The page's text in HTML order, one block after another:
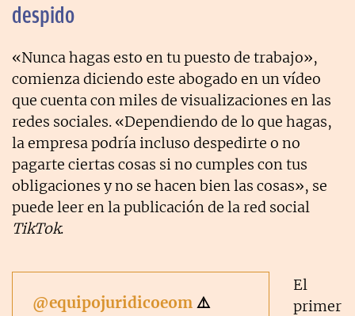
despido
«Nunca hagas esto en tu puesto de trabajo»,
comienza diciendo este abogado en un vídeo
que cuenta con miles de visualizaciones en las
redes sociales. «Dependiendo de lo que hagas,
la empresa podría incluso despedirte o no
pagarte ciertas cosas si no cumples con tus
obligaciones y no se hacen bien las cosas», se
puede leer en la publicación de la red social
TikTok.
@equipojuridicoeom ⚠️
El
primer